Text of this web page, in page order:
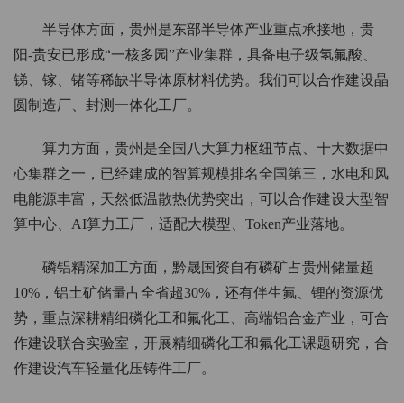
半导体方面，贵州是东部半导体产业重点承接地，贵
阳-贵安已形成“一核多园”产业集群，具备电子级氢氟酸、
锑、镓、锗等稀缺半导体原材料优势。我们可以合作建设晶
圆制造厂、封测一体化工厂。
算力方面，贵州是全国八大算力枢纽节点、十大数据中
心集群之一，已经建成的智算规模排名全国第三，水电和风
电能源丰富，天然低温散热优势突出，可以合作建设大型智
算中心、AI算力工厂，适配大模型、Token产业落地。
磷铝精深加工方面，黔晟国资自有磷矿占贵州储量超
10%，铝土矿储量占全省超30%，还有伴生氟、锂的资源优
势，重点深耕精细磷化工和氟化工、高端铝合金产业，可合
作建设联合实验室，开展精细磷化工和氟化工课题研究，合
作建设汽车轻量化压铸件工厂。